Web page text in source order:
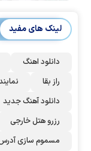
لینک های مفید
دانلود اهنگ
راز بقا
دانلود آهنگ جدید
رزرو هتل خارجی
مسموم سازی آدرس